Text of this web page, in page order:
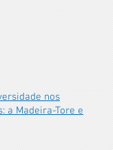
nos
a Madeira-Tore e